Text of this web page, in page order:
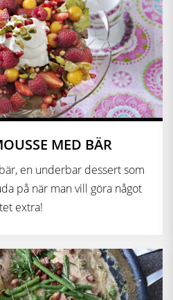
MED BÄR
en underbar dessert som
på när man vill göra något
extra!